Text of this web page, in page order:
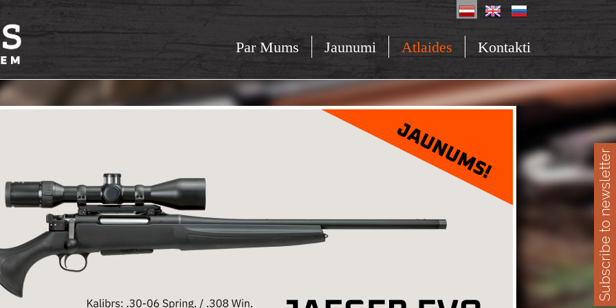
Par Mums Jaunumi Atlaides Kontakti
Subscribe to newsletter